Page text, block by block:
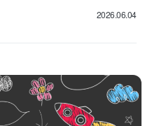
2026.06.04